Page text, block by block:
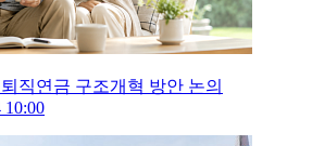
직연금 구조개혁 방안 논의
10:00